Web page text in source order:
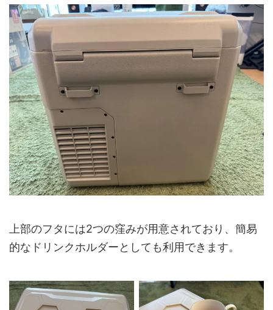
上部のフタには2つの窪みが用意されており、簡易
的なドリンクホルダーとしても利用できます。